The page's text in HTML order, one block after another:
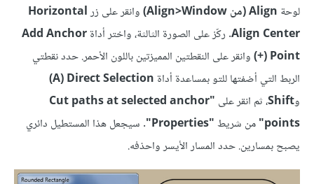
لوحة Align ‏(من Align>Window) وانقر على زرHorizontal
Align Center. ركّز على الصورة الثالثة، واختر أداةAdd Anchor
Point (+)
وانقر على النقطتين المميزتين باللون الأحمر. حدد نقطتي
الربط التي أضفتها للتو بمساعدة أداة Direct Selection ‏(A)
وShift، ثم انقر على "Cut paths at selected anchor
points" من شريط"Properties"
. سيجعل هذا المستطيل دائري
يصبح بمسارين. حدد المسار الأيسر واحذفه.